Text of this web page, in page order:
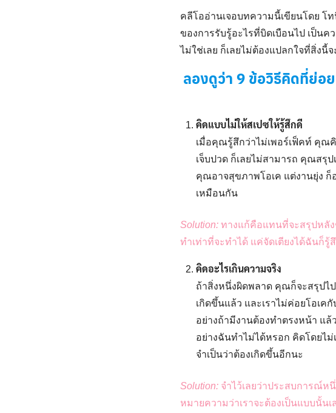
คลีโออ่านเจอบทความนี้เขียนโดย โท
ของการรับรู้อะไรที่บิดเบือนไป เป็นค
ไม่ใช่เลย ก็เลยไม่ต้องแปลกใจที่สิ่งนี้
ลองดูว่า 9 ข้อวิธีคิดที่ย่อ
คิดแบบไม่ให้สเปซให้รู้สึกดี
เมื่อคุณรู้สึกว่าไม่เพอร์เฟ็คท์ คุณ
เจ็บปวด ก็เลยไม่สามารถ คุณสรุ
คุณอาจสุขภาพโอเค แต่งานยุ่ง ก็
เหมือนกัน
Solution: ทางแก้คือแทนที่จะสรุปหลั
ทำเท่าที่จะทำได้ แค่จัดเตียงได้ฉันก็รู้
คิดอะไรเกินความจริง
ถ้าสิ่งหนึ่งผิดพลาด คุณก็จะสรุปไป
เกิดขึ้นแล้ว และเราไม่ค่อยโอเค
อย่างถ้ามีงานต้องทำตรงหน้า แ
อย่างฉันทำไม่ได้หรอก คิดโดยไ
จำเป็นว่าต้องเกิดขึ้นอีกนะ
Solution: จำไว้เลยว่าประสบการณ์ห
หมายความว่าเราจะต้องเป็นแบบนั้นเ